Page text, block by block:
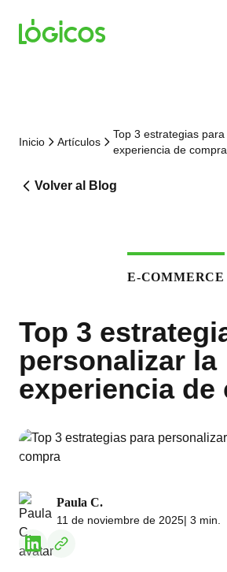
Inicio Artículos
Top 3 estrategias
experiencia de compra
Volver al Blog
E-COMMERCE
Top 3
personalizar la
experiencia de
Paula C.
11 de noviembre de 2025| 3 min.